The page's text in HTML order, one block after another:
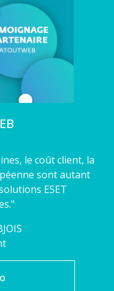
le coût client, la
sont autant
ESET